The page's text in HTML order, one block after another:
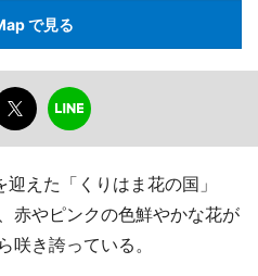
で見る
えた「くりはま花の国」
赤やピンクの色鮮やかな花が
咲き誇っている。